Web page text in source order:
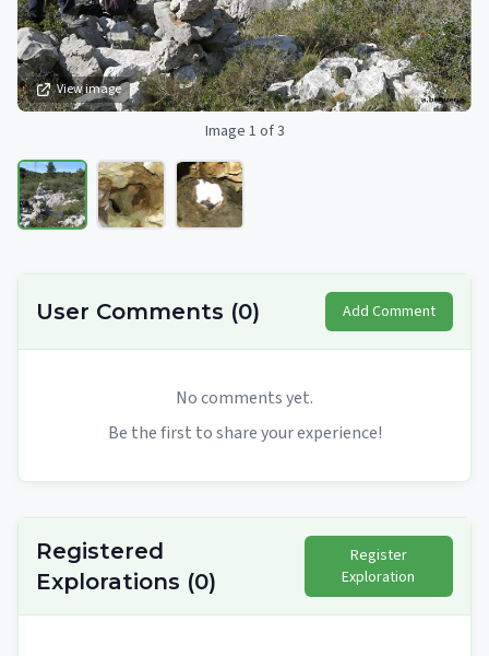
View image
Image 1 of 3
User Comments (0) Add Comment
No comments yet.
Be the first to share your experience!
Registered
Explorations (0)
Register
Exploration